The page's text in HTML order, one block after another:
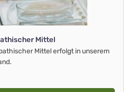
Mittel
Mittel erfolgt in unserem